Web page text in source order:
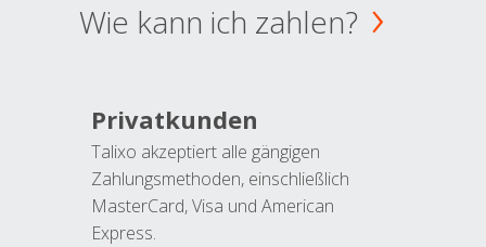
Wie kann ich zahlen?
Privatkunden
Talixo akzeptiert alle gängigen
Zahlungsmethoden, einschließlich
MasterCard, Visa und American
Express.